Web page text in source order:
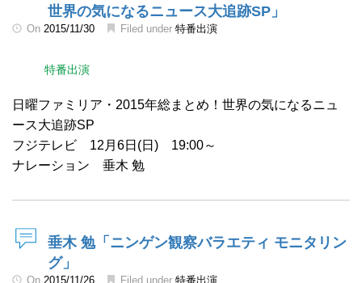
世界の気になるニュース大追跡SP」
On 2015/11/30 Filed under 特番出演
特番出演
日曜ファミリア・2015年総まとめ！世界の気になるニュ
ース大追跡SP
フジテレビ 12月6日(日) 19:00～
ナレーション 垂木 勉
垂木 勉「ニンゲン観察バラエティ モニタリン
グ」
On 2015/11/26 Filed under 特番出演